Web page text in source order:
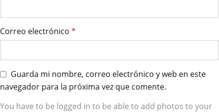
Correo electrónico *
Guarda mi nombre, correo electrónico y web en este
navegador para la próxima vez que comente.
You have to be logged in to be able to add photos to your